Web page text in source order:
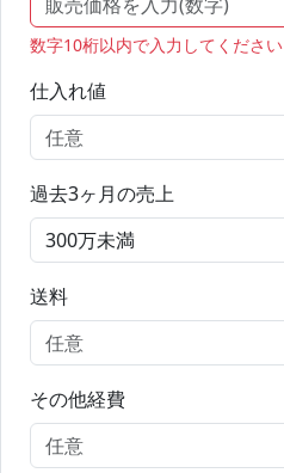
数字10桁以内で入力してください
仕入れ値
過去3ヶ月の売上
送料
その他経費